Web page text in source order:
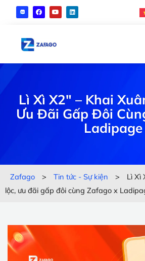
Lì Xì X2″ – Khai
Ưu Đãi Gấp Đôi
Ladipage
Zafago > Tin tức - Sự kiện >
Lì Xì
lộc, ưu đãi gấp đôi cùng Zafago x